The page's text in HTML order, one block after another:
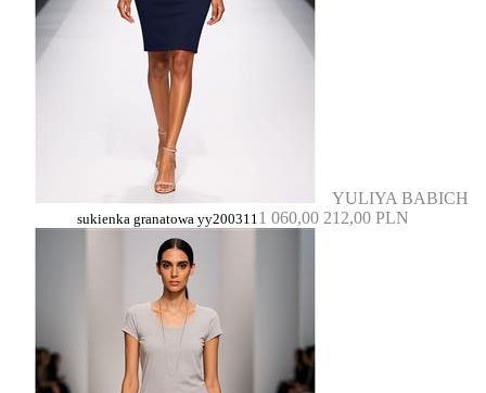
YULIYA BABICH
sukienka granatowa yy2003111 060,00 212,00 PLN